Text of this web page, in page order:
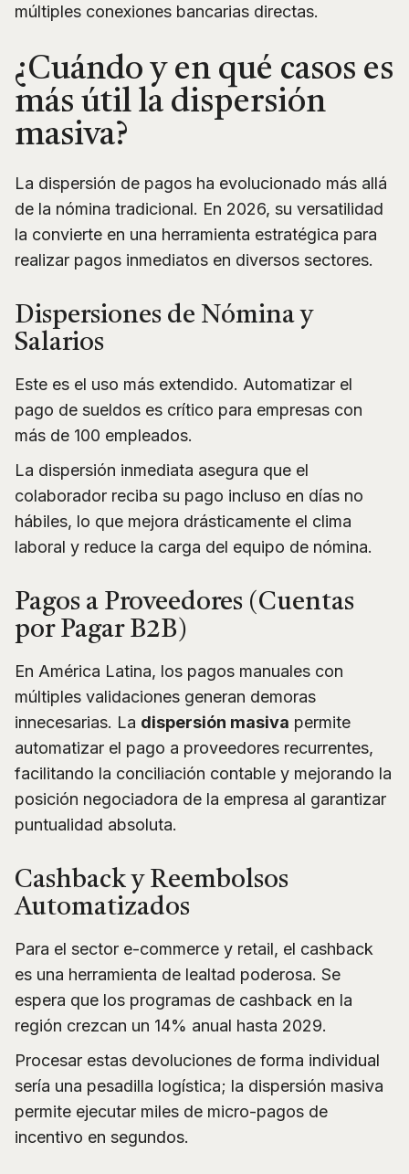
múltiples conexiones bancarias directas.
¿Cuándo y en qué casos es
más útil la dispersión
masiva?
La dispersión de pagos ha evolucionado más allá
de la nómina tradicional. En 2026, su versatilidad
la convierte en una herramienta estratégica para
realizar pagos inmediatos en diversos sectores.
Dispersiones de Nómina y
Salarios
Este es el uso más extendido. Automatizar el
pago de sueldos es crítico para empresas con
más de 100 empleados.
La dispersión inmediata asegura que el
colaborador reciba su pago incluso en días no
hábiles, lo que mejora drásticamente el clima
laboral y reduce la carga del equipo de nómina.
Pagos a Proveedores (Cuentas
por Pagar B2B)
En América Latina, los pagos manuales con
múltiples validaciones generan demoras
innecesarias. La dispersión masiva permite
automatizar el pago a proveedores recurrentes,
facilitando la conciliación contable y mejorando la
posición negociadora de la empresa al garantizar
puntualidad absoluta.
Cashback y Reembolsos
Automatizados
Para el sector e-commerce y retail, el cashback
es una herramienta de lealtad poderosa. Se
espera que los programas de cashback en la
región crezcan un 14% anual hasta 2029.
Procesar estas devoluciones de forma individual
sería una pesadilla logística; la dispersión masiva
permite ejecutar miles de micro-pagos de
incentivo en segundos.